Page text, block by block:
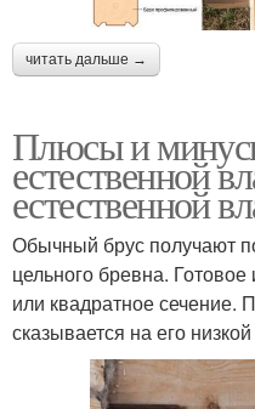
читать дальше →
Плюсы и
естественной
естественной
Обычный брус получают
цельного бревна.
или квадратное сечение.
сказывается на его